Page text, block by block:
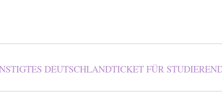
DEUTSCHLANDTICKET FÜR